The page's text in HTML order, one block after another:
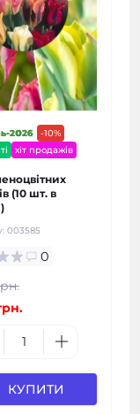
-10%
2026
хіт продажів
(10 шт. в
003585
0
КУПИТИ